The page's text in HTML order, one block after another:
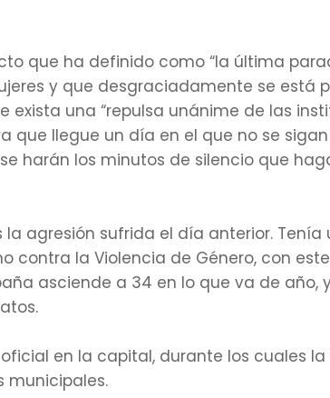
que ha definido como “la última
y que desgraciadamente se está
una “repulsa unánime de las
que llegue un día en el que no se
harán los minutos de silencio que
agresión sufrida el día anterior. Tenía
contra la Violencia de Género, con
asciende a 34 en lo que va de año,
en la capital, durante los cuales
municipales.